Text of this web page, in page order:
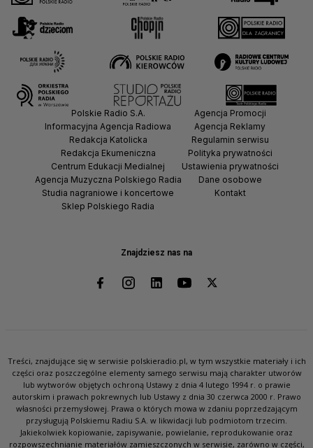
Znajdziesz nas na
Polskie Radio S.A.
Informacyjna Agencja Radiowa
Redakcja Katolicka
Redakcja Ekumeniczna
Centrum Edukacji Medialnej
Agencja Muzyczna Polskiego Radia
Studia nagraniowe i koncertowe
Sklep Polskiego Radia
Agencja Promocji
Agencja Reklamy
Regulamin serwisu
Polityka prywatności
Ustawienia prywatności
Dane osobowe
Kontakt
Treści, znajdujące się w serwisie polskieradio.pl, w tym wszystkie materiały i ich
części oraz poszczególne elementy samego serwisu mają charakter utworów
lub wytworów objętych ochroną Ustawy z dnia 4 lutego 1994 r. o prawie
autorskim i prawach pokrewnych lub Ustawy z dnia 30 czerwca 2000 r. Prawo
własności przemysłowej. Prawa o których mowa w zdaniu poprzedzającym
przysługują Polskiemu Radiu S.A. w likwidacji lub podmiotom trzecim.
Jakiekolwiek kopiowanie, zapisywanie, powielanie, reprodukowanie oraz
rozpowszechnianie materiałów zamieszczonych w serwisie, zarówno w części,